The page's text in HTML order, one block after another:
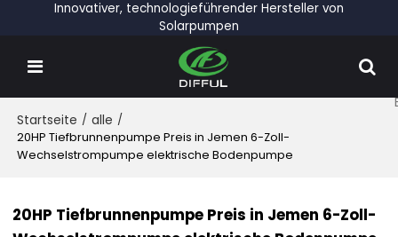
Innovativer, technologieführender Hersteller von
Solarpumpen
Startseite / alle /
20HP Tiefbrunnenpumpe Preis in Jemen 6-Zoll-
Wechselstrompumpe elektrische Bodenpumpe
20HP Tiefbrunnenpumpe Preis in Jemen 6-Zoll-